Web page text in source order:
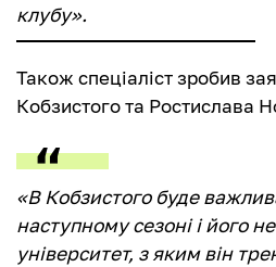
клубу».
Також спеціаліст зробив
Кобзистого та Ростислава
«В Кобзистого буде
наступному сезоні і його
університет, з яким він